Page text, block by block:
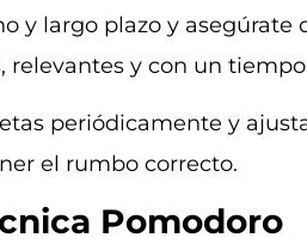
y largo plazo y asegúrate
relevantes y con un
periódicamente y
el rumbo correcto.
Pomodoro